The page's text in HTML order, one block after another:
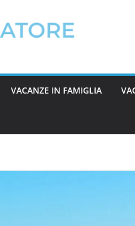
VACANZE IN FAMIGLIA